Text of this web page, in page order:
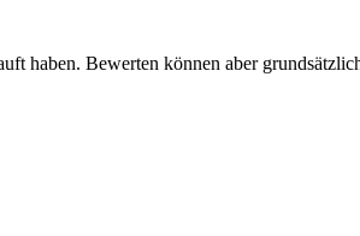
haben. Bewerten können aber